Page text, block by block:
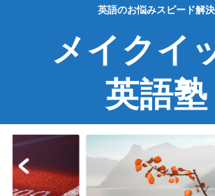
英語のお悩みスピード解決
メイクイ
英語塾